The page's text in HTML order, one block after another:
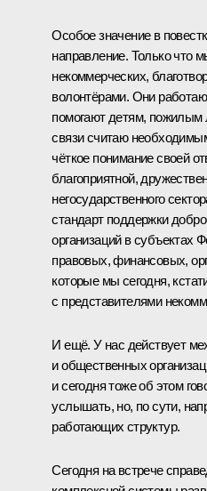
Особое значение в
направление. Только что
некоммерческих,
волонтёрами. Они
помогают детям,
связи считаю
чёткое понимание своей
благоприятной,
негосударственного
стандарт поддержки
организаций в субъектах
правовых, финансовых,
которые мы сегодня,
с представителями
И ещё. У нас действует
и общественных
и сегодня тоже об этом
услышать, но, по сути,
работающих структур.
Сегодня на встрече